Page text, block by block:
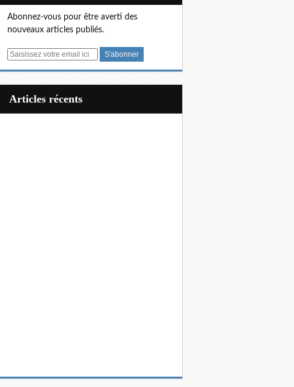
Abonnez-vous pour être averti des
nouveaux articles publiés.
E
articles récents